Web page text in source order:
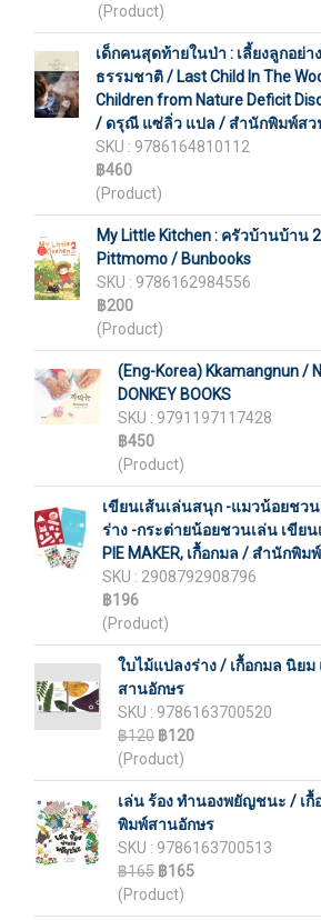
(Product)
เด็กคนสุดท้ายในป่า : เลี้ยงลูกอย่
ธรรมชาติ / Last Child In The
Children from Nature Deficit
/ ดรุณี แซ่ลิ่ว แปล / สำนักพิมพ์สว
SKU : 9786164810112
฿460
(Product)
My Little Kitchen : ครัวบ้านบ้าน
Pittmomo / Bunbooks
SKU : 9786162984556
฿200
(Product)
(Eng-Korea) Kkamangnun /
DONKEY BOOKS
SKU : 9791197117428
฿450
(Product)
เขียนเส้นเล่นสนุก -แมวน้อยชว
ร่าง -กระต่ายน้อยชวนเล่น เขียน
PIE MAKER, เกื้อกมล / สำนักพิ
SKU : 2908792908796
฿196
(Product)
ใบไม้แปลงร่าง / เกื้อกมล นิย
สานอักษร
SKU : 9786163700520
฿120 ฿120
(Product)
เล่น ร้อง ทำนองพยัญชนะ / เ
พิมพ์สานอักษร
SKU : 9786163700513
฿165 ฿165
(Product)